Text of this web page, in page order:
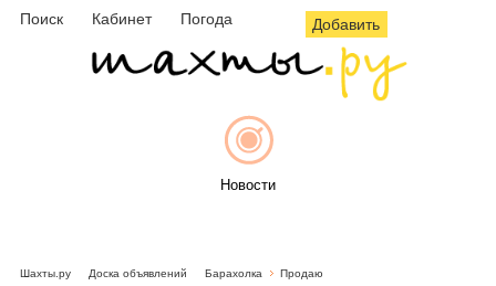
Поиск Кабинет Погода Добавить
Новости
Шахты.ру Доска объявлений Барахолка Продаю